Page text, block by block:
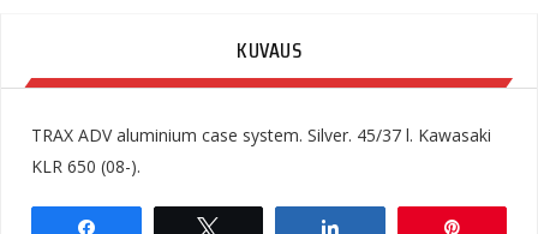
KUVAUS
TRAX ADV aluminium case system. Silver. 45/37 l. Kawasaki
KLR 650 (08-).